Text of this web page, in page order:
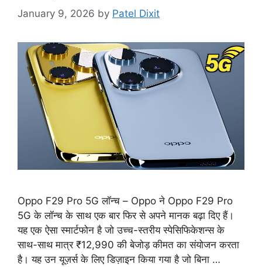
January 9, 2026 by Patel Dixit
Oppo F29 Pro 5G लॉन्च – Oppo ने Oppo F29 Pro
5G के लॉन्च के साथ एक बार फिर से अपने मानक बढ़ा दिए हैं।
यह एक ऐसा स्मार्टफोन है जो उच्च-स्तरीय स्पेसिफिकेशन्स के
साथ-साथ मात्र ₹12,990 की बेजोड़ कीमत का संयोजन करता
है। यह उन यूज़र्स के लिए डिज़ाइन किया गया है जो बिना …